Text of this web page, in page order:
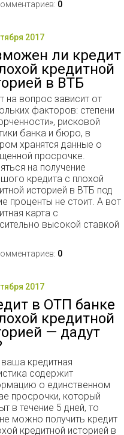
0
2017
ли кредит
кредитной
в ВТБ
на вопрос зависит от
факторов: степени
рисковой
банка и бюро, в
хранятся данные о
просрочке.
на получение
кредита с плохой
историей в ВТБ под
проценты не стоит. А вот
карта с
высокой ставкой
0
2017
в ОТП банке
кредитной
— дадут
кредитная
содержит
о единственном
просрочки, который
в течение 5 дней, то
можно получить кредит
кредитной историей в